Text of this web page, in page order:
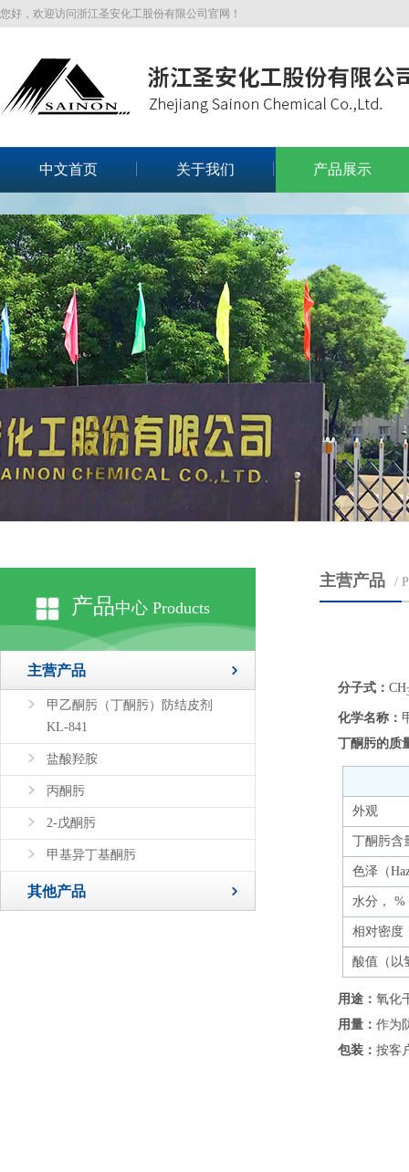
您好，欢迎访问浙江圣安化工股份有限公司官网！
中文首页 关于我们 产品展示
产品中心 Products
主营产品
甲乙酮肟（丁酮肟）防结皮剂
KL-841
盐酸羟胺
丙酮肟
2-戊酮肟
甲基异丁基酮肟
其他产品
主营产品 /
分子式： CH
化学名称：
丁酮肟的质
外观
丁酮肟含
色泽（
水分， %
相对密度
酸值（以
用途： 氧化
用量： 作为
包装： 按客